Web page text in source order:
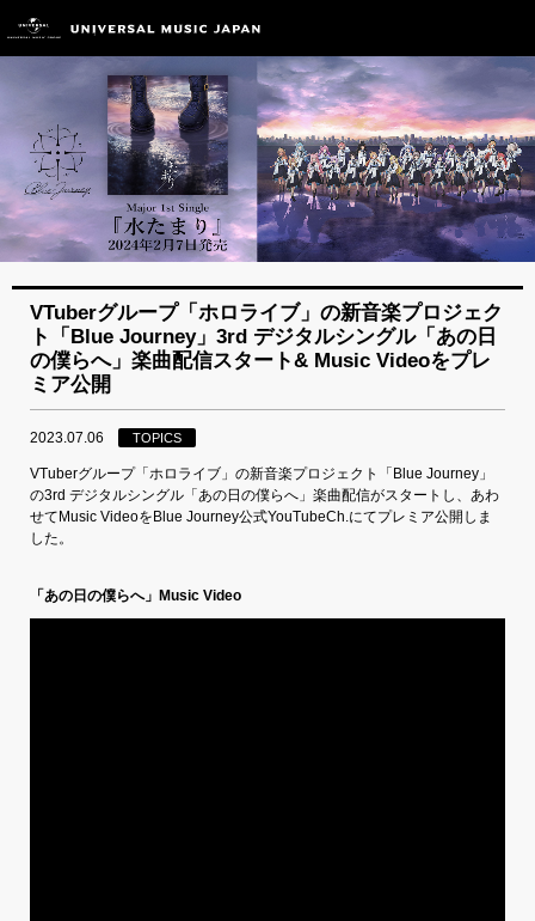
VTuberグループ「ホロライブ」の新音楽プロジェク
ト「Blue Journey」3rd デジタルシングル「あの日
の僕らへ」楽曲配信スタート& Music Videoをプレ
ミア公開
2023.07.06 TOPICS
VTuberグループ「ホロライブ」の新音楽プロジェクト「Blue Journey」
の3rd デジタルシングル「あの日の僕らへ」楽曲配信がスタートし、あわ
せてMusic VideoをBlue Journey公式YouTubeCh.にてプレミア公開しま
した。
「あの日の僕らへ」Music Video